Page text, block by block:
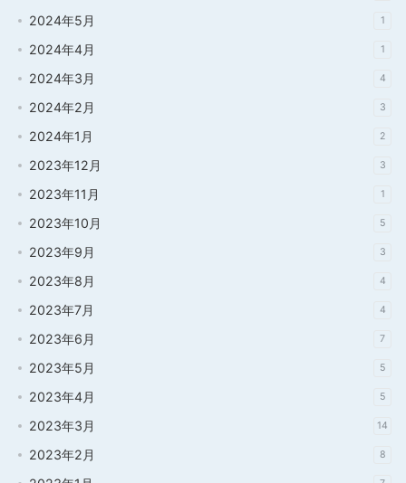
2024年5月 1
2024年4月 1
2024年3月 4
2024年2月 3
2024年1月 2
2023年12月 3
2023年11月 1
2023年10月 5
2023年9月 3
2023年8月 4
2023年7月 4
2023年6月 7
2023年5月 5
2023年4月 5
2023年3月 14
2023年2月 8